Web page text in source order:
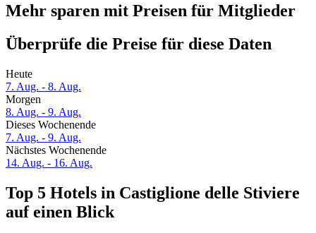
Mehr sparen mit Preisen für Mitglieder
Überprüfe die Preise für diese Daten
Heute
7. Aug. - 8. Aug.
Morgen
8. Aug. - 9. Aug.
Dieses Wochenende
7. Aug. - 9. Aug.
Nächstes Wochenende
14. Aug. - 16. Aug.
Top 5 Hotels in Castiglione delle Stiviere
auf einen Blick